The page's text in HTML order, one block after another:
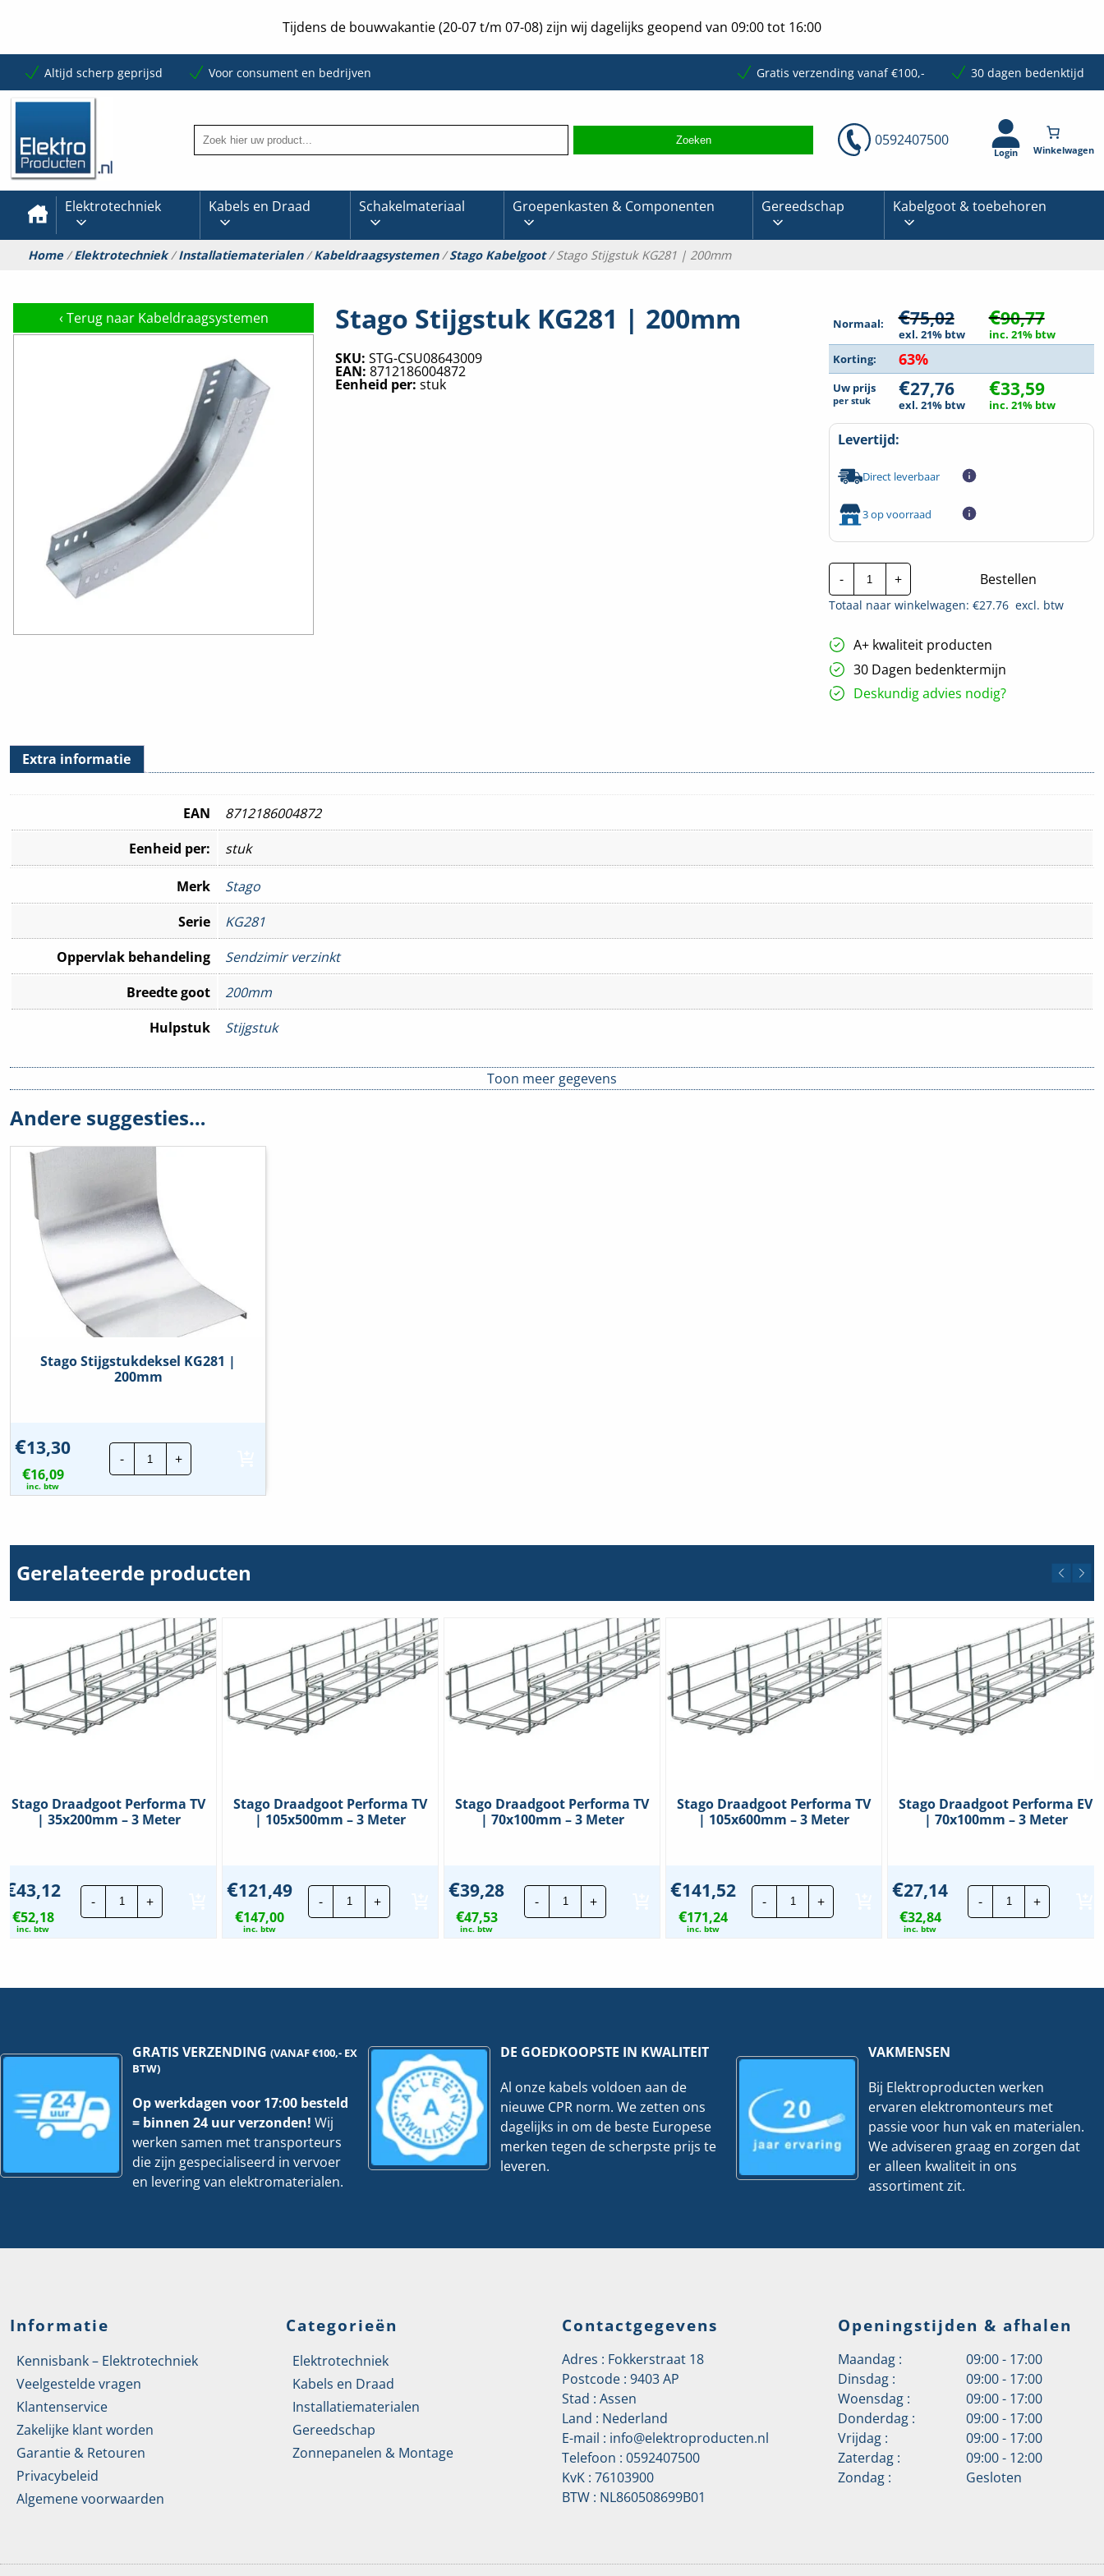
Tijdens de bouwvakantie (20-07 t/m 07-08) zijn wij dagelijks geopend van 09:00 tot 16:00
Altijd scherp geprijsd Voor consument en bedrijven Gratis verzending vanaf €100,- 30 dagen bedenktijd
0592407500
Login
Elektrotechniek Kabels en Draad Schakelmateriaal Groepenkasten & Componenten Gereedschap Kabelgoot & toebehoren
Home/Elektrotechniek/Installatiematerialen/Kabeldraagsystemen/Stago Kabelgoot/ Stago Stijgstuk KG281 | 200mm
‹ Terug naar Kabeldraagsystemen Stago Stijgstuk KG281 | 200mm
SKU: STG-CSU08643009
EAN: 8712186004872
Eenheid per: stuk
Normaal: €75,02
exl. 21% btw
€90,77
inc. 21% btw
Korting:
63%
Uw prijs
per stuk €27,76
exl. 21% btw
€33,59
inc. 21% btw
Levertijd:
Direct leverbaar
3 op voorraad
-
Stago
Stijgstuk
KG281
|
hoeveelheid
+ Bestellen
Totaal naar winkelwagen: €27.76excl. btw
A+ kwaliteit producten
30 Dagen bedenktermijn
Deskundig advies nodig?
Extra informatie
EAN
8712186004872
Eenheid per:
stuk
Merk
Stago
Serie
KG281
Oppervlak behandeling
Sendzimir verzinkt
Breedte goot
200mm
Hulpstuk
Stijgstuk
Toon meer gegevens
Andere suggesties…
Stago Stijgstukdeksel KG281 |
200mm
€13,30
€16,09
inc. btw
-
Stago
Stijgstukdeksel
KG281
200mm
+
Gerelateerde producten
Stago Draadgoot Performa TV
| 35x200mm – 3 Meter
€43,12
€52,18
inc. btw
-
Stago
Draadgoot
Performa
+
Stago Draadgoot Performa TV
| 105x500mm – 3 Meter
€121,49
€147,00
inc. btw
-
Stago
Draadgoot
Performa
+
Stago Draadgoot Performa TV
| 70x100mm – 3 Meter
€39,28
€47,53
inc. btw
-
Stago
Draadgoot
Performa
+
Stago Draadgoot Performa TV
| 105x600mm – 3 Meter
€141,52
€171,24
inc. btw
-
Stago
Draadgoot
Performa
+
Stago Draadgoot Performa EV
| 70x100mm – 3 Meter
€27,14
€32,84
inc. btw
-
Stago
Draadgoot
Performa
+
GRATIS VERZENDING(VANAF €100,- EX
BTW)
Op werkdagen voor 17:00 besteld
= binnen 24 uur verzonden! Wij
werken samen met transporteurs
die zijn gespecialiseerd in vervoer
en levering van elektromaterialen.
DE GOEDKOOPSTE IN KWALITEIT
Al onze kabels voldoen aan de
nieuwe CPR norm. We zetten ons
dagelijks in om de beste Europese
merken tegen de scherpste prijs te
leveren.
VAKMENSEN
Bij Elektroproducten werken
ervaren elektromonteurs met
passie voor hun vak en materialen.
We adviseren graag en zorgen dat
er alleen kwaliteit in ons
assortiment zit.
Informatie
Kennisbank – Elektrotechniek
Veelgestelde vragen
Klantenservice
Zakelijke klant worden
Garantie & Retouren
Privacybeleid
Algemene voorwaarden
Categorieën
Elektrotechniek
Kabels en Draad
Installatiematerialen
Gereedschap
Zonnepanelen & Montage
Contactgegevens
Adres : Fokkerstraat 18
Postcode : 9403 AP
Stad : Assen
Land : Nederland
E-mail : info@elektroproducten.nl
Telefoon : 0592407500
KvK : 76103900
BTW : NL860508699B01
Openingstijden & afhalen
Maandag :
09:00 - 17:00
Dinsdag :
09:00 - 17:00
Woensdag :
09:00 - 17:00
Donderdag :
09:00 - 17:00
Vrijdag :
09:00 - 17:00
Zaterdag :
09:00 - 12:00
Zondag :
Gesloten